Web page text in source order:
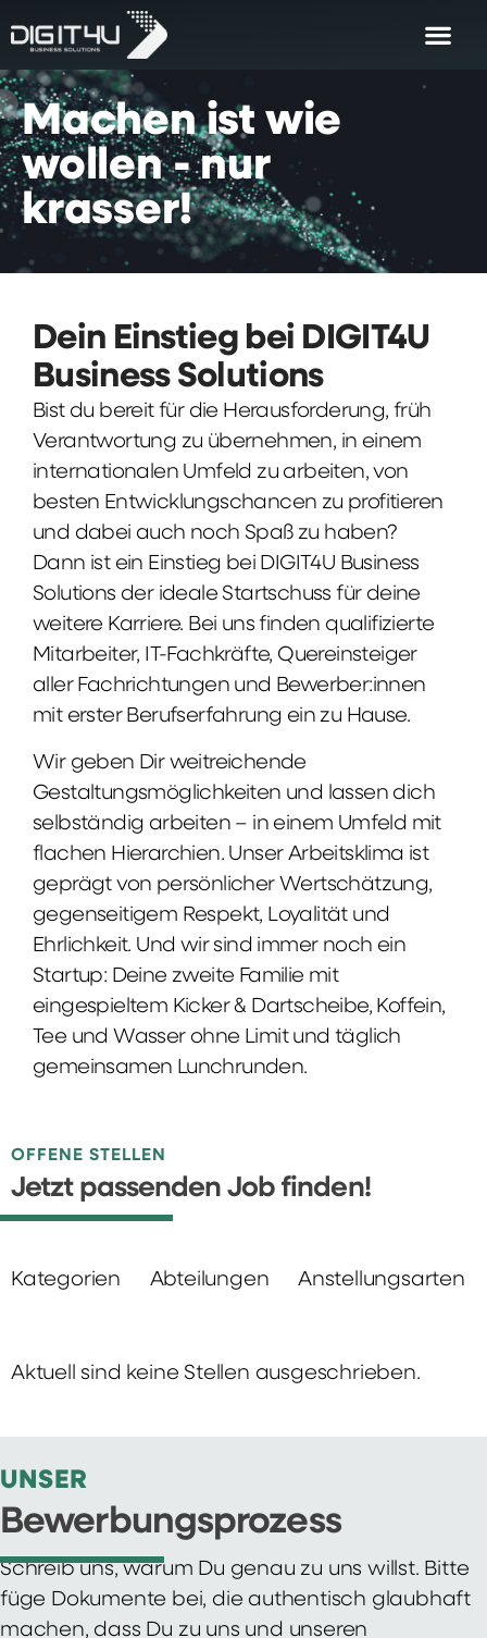
Machen ist wie
wollen - nur
krasser!
Dein Einstieg bei DIGIT4U
Business Solutions
Bist du bereit für die Herausforderung, früh
Verantwortung zu übernehmen, in einem
internationalen Umfeld zu arbeiten, von
besten Entwicklungschancen zu profitieren
und dabei auch noch Spaß zu haben?
Dann ist ein Einstieg bei DIGIT4U Business
Solutions der ideale Startschuss für deine
weitere Karriere. Bei uns finden qualifizierte
Mitarbeiter, IT-Fachkräfte, Quereinsteiger
aller Fachrichtungen und Bewerber:innen
mit erster Berufserfahrung ein zu Hause.
Wir geben Dir weitreichende
Gestaltungsmöglichkeiten und lassen dich
selbständig arbeiten – in einem Umfeld mit
flachen Hierarchien. Unser Arbeitsklima ist
geprägt von persönlicher Wertschätzung,
gegenseitigem Respekt, Loyalität und
Ehrlichkeit. Und wir sind immer noch ein
Startup: Deine zweite Familie mit
eingespieltem Kicker & Dartscheibe, Koffein,
Tee und Wasser ohne Limit und täglich
gemeinsamen Lunchrunden.
OFFENE STELLEN
Jetzt passenden Job finden!
Kategorien Abteilungen Anstellungsarten
Aktuell sind keine Stellen ausgeschrieben.
UNSER
Bewerbungsprozess
Schreib uns, warum Du genau zu uns willst. Bitte
füge Dokumente bei, die authentisch glaubhaft
machen, dass Du zu uns und unseren